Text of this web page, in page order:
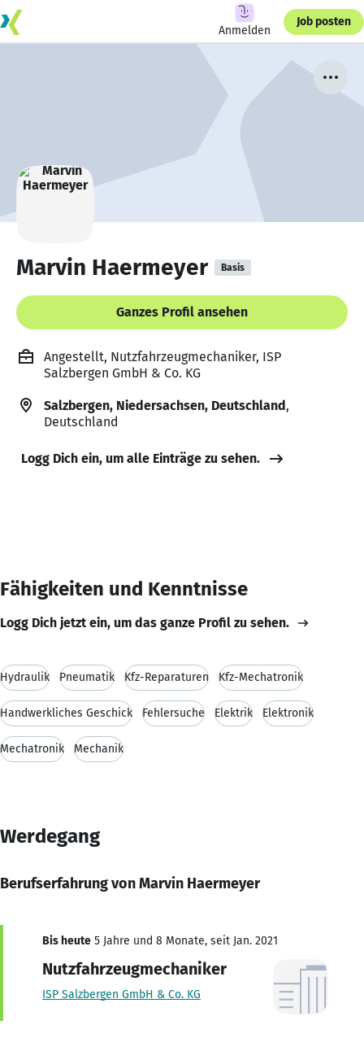
Anmelden
Job posten
Marvin Haermeyer Basis
Ganzes Profil ansehen
Angestellt, Nutzfahrzeugmechaniker, ISP
Salzbergen GmbH & Co. KG
Salzbergen, Niedersachsen, Deutschland,
Deutschland
Logg Dich ein, um alle Einträge zu sehen.
Fähigkeiten und Kenntnisse
Logg Dich jetzt ein, um das ganze Profil zu sehen.
Hydraulik Pneumatik Kfz-Reparaturen Kfz-Mechatronik
Handwerkliches Geschick Fehlersuche Elektrik Elektronik
Mechatronik Mechanik
Werdegang
Berufserfahrung von Marvin Haermeyer
Bis heute 5 Jahre und 8 Monate, seit Jan. 2021
Nutzfahrzeugmechaniker
ISP Salzbergen GmbH & Co. KG